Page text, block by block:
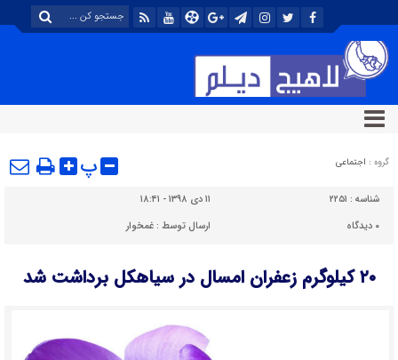
گروه : اجتماعی پ
شناسه : ۲۲۵۱
۱۱ دی ۱۳۹۸ - ۱۸:۴۱
۰ دیدگاه ارسال توسط :غمخوار
۲۰ کیلوگرم زعفران امسال در سیاهکل برداشت شد